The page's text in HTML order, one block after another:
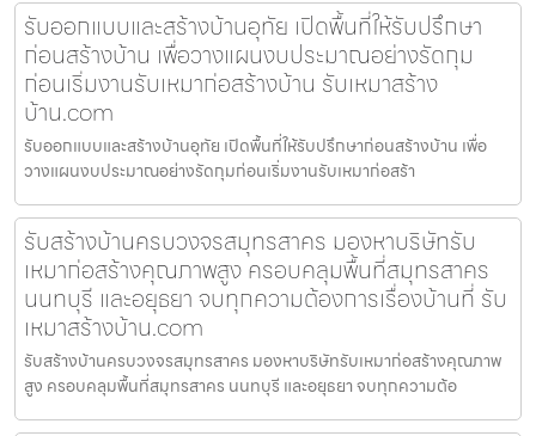
รับออกแบบและสร้างบ้านอุทัย เปิดพื้นที่ให้รับปรึกษา
ก่อนสร้างบ้าน เพื่อวางแผนงบประมาณอย่างรัดกุม
ก่อนเริ่มงานรับเหมาก่อสร้างบ้าน รับเหมาสร้าง
บ้าน.com
รับออกแบบและสร้างบ้านอุทัย เปิดพื้นที่ให้รับปรึกษาก่อนสร้างบ้าน เพื่อ
วางแผนงบประมาณอย่างรัดกุมก่อนเริ่มงานรับเหมาก่อสร้า
รับสร้างบ้านครบวงจรสมุทรสาคร มองหาบริษัทรับ
เหมาก่อสร้างคุณภาพสูง ครอบคลุมพื้นที่สมุทรสาคร
นนทบุรี และอยุธยา จบทุกความต้องการเรื่องบ้านที่ รับ
เหมาสร้างบ้าน.com
รับสร้างบ้านครบวงจรสมุทรสาคร มองหาบริษัทรับเหมาก่อสร้างคุณภาพ
สูง ครอบคลุมพื้นที่สมุทรสาคร นนทบุรี และอยุธยา จบทุกความต้อ